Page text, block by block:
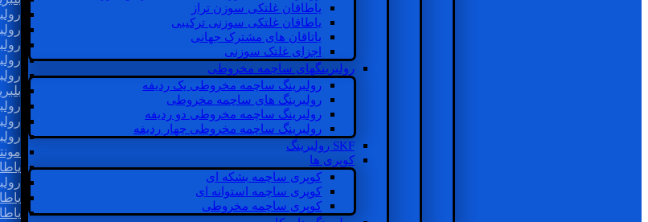
یاطاقان غلتکی سوزن تراز
یاطاقان غلتکی سوزنی ترکیبی
یاتاقان های مشترک جهانی
اجزای غلتک سوزنی
رولبرینگهای ساچمه مخروطی
رولبرینگ ساچمه مخروطی یک ردیفه
رولبرینگ های ساچمه مخروطی
رولبرینگ ساچمه مخروطی دو ردیفه
رولبرینگ ساچمه مخروطی چهار ردیفه
SKF رولبرینگ
کوپری ها
کوپری ساچمه بشکه ای
کوپری ساچمه استوانه ای
کوپری ساچمه مخروطی